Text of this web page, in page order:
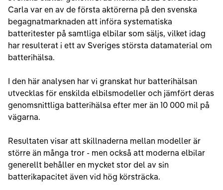
Carla var en av de första aktörerna på den svenska
begagnatmarknaden att införa systematiska
batteritester på samtliga elbilar som säljs, vilket idag
har resulterat i ett av Sveriges största datamaterial om
batterihälsa.
I den här analysen har vi granskat hur batterihälsan
utvecklas för enskilda elbilsmodeller och jämfört deras
genomsnittliga batterihälsa efter mer än 10 000 mil på
vägarna.
Resultaten visar att skillnaderna mellan modeller är
större än många tror - men också att moderna elbilar
generellt behåller en mycket stor del av sin
batterikapacitet även vid hög körsträcka.